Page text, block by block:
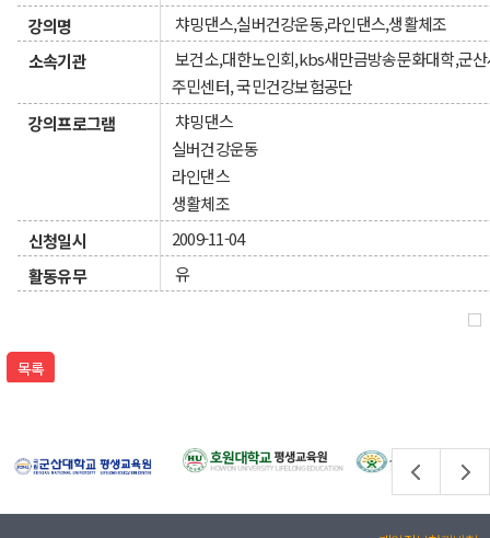
강의명
챠밍댄스,실버건강운동,라인댄스,생활체조
소속기관
보건소,대한노인회,kbs새만금방송문화대학,군
주민센터, 국민건강보험공단
강의프로그램
챠밍댄스
실버건강운동
라인댄스
생활체조
신청일시
2009-11-04
활동유무
유
목록